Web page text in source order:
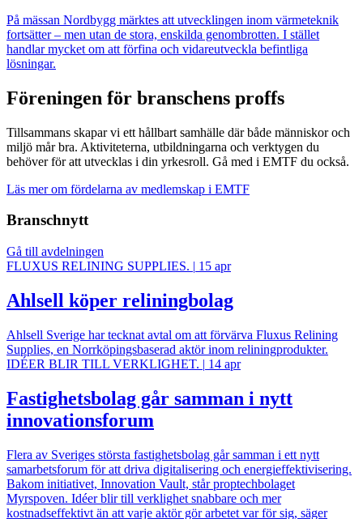
På mässan Nordbygg märktes att utvecklingen inom värmeteknik
fortsätter – men utan de stora, enskilda genombrotten. I stället
handlar mycket om att förfina och vidareutveckla befintliga
lösningar.
Föreningen för branschens proffs
Tillsammans skapar vi ett hållbart samhälle där både människor och
miljö mår bra. Aktiviteterna, utbildningarna och verktygen du
behöver för att utvecklas i din yrkesroll. Gå med i EMTF du också.
Läs mer om fördelarna av medlemskap i EMTF
Branschnytt
Gå till avdelningen
FLUXUS RELINING SUPPLIES. | 15 apr
Ahlsell köper reliningbolag
Ahlsell Sverige har tecknat avtal om att förvärva Fluxus Relining
Supplies, en Norrköpingsbaserad aktör inom reliningprodukter.
IDÉER BLIR TILL VERKLIGHET. | 14 apr
Fastighetsbolag går samman i nytt
innovationsforum
Flera av Sveriges största fastighetsbolag går samman i ett nytt
samarbetsforum för att driva digitalisering och energieffektivisering.
Bakom initiativet, Innovation Vault, står proptechbolaget
Myrspoven. Idéer blir till verklighet snabbare och mer
kostnadseffektivt än att varje aktör gör arbetet var för sig, säger